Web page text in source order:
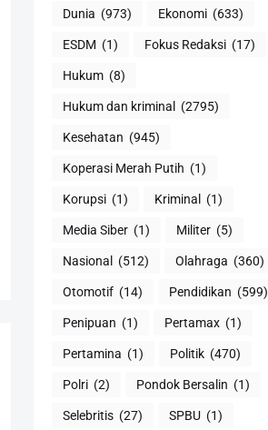
Dunia (973) Ekonomi (633)
ESDM (1) Fokus Redaksi (17)
Hukum (8)
Hukum dan kriminal (2795)
Kesehatan (945)
Koperasi Merah Putih (1)
Korupsi (1) Kriminal (1)
Media Siber (1) Militer (5)
Nasional (512) Olahraga (360)
Otomotif (14) Pendidikan (599)
Penipuan (1) Pertamax (1)
Pertamina (1) Politik (470)
Polri (2) Pondok Bersalin (1)
Selebritis (27) SPBU (1)